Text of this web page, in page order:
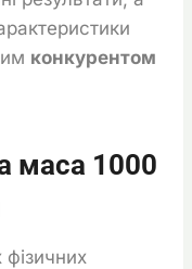
конкурентом
маса 1000